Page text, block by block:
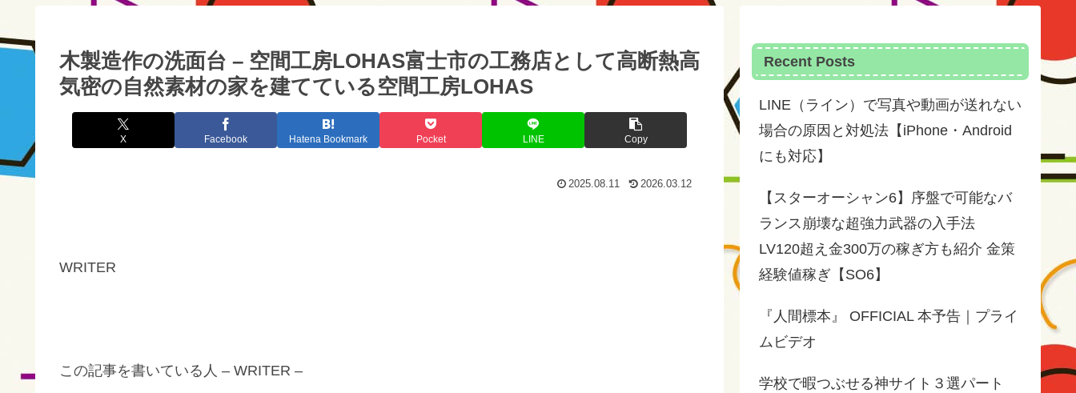
木製造作の洗面台 – 空間工房LOHAS富士市の工務店として高断熱高
気密の自然素材の家を建てている空間工房LOHAS
X Facebook Hatena Bookmark Pocket LINE Copy
2025.08.11 2026.03.12
WRITER
この記事を書いている人 – WRITER –
Recent Posts
LINE（ライン）で写真や動画が送れない
場合の原因と対処法【iPhone・Android
にも対応】
【スターオーシャン6】序盤で可能なバ
ランス崩壊な超強力武器の入手法
LV120超え金300万の稼ぎ方も紹介 金策
経験値稼ぎ【SO6】
『人間標本』 OFFICIAL 本予告｜プライ
ムビデオ
学校で暇つぶせる神サイト３選パート